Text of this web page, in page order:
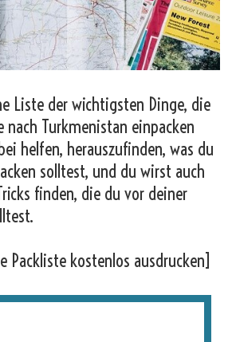
Liste der wichtigsten Dinge, die
nach Turkmenistan einpacken
helfen, herauszufinden, was du
solltest, und du wirst auch
finden, die du vor deiner
Packliste kostenlos ausdrucken]